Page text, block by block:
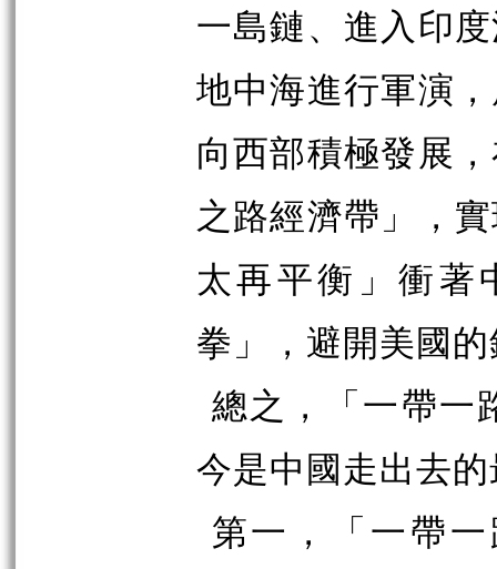
一島鏈、進入印
地中海進行軍演
向西部積極發展
之路經濟帶」，
太再平衡」衝著
拳」，避開美國
總之，「一帶一
今是中國走出去
第一，「一帶